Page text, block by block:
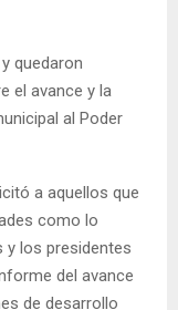
quedaron
el avance y la
al Poder
a aquellos que
como lo
y los presidentes
del avance
de desarrollo